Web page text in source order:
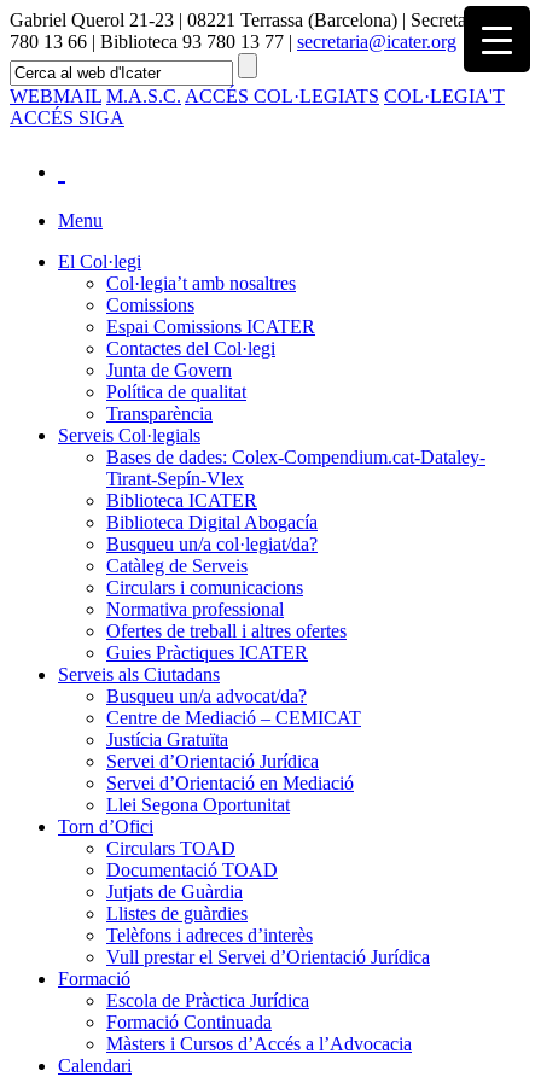
Gabriel Querol 21-23 | 08221 Terrassa (Barcelona) | Secretaria 93
780 13 66 | Biblioteca 93 780 13 77 | secretaria@icater.org
WEBMAIL M.A.S.C. ACCÉS COL·LEGIATS COL·LEGIA'T
ACCÉS SIGA
Menu
El Col·legi
Col·legia’t amb nosaltres
Comissions
Espai Comissions ICATER
Contactes del Col·legi
Junta de Govern
Política de qualitat
Transparència
Serveis Col·legials
Bases de dades: Colex-Compendium.cat-Dataley-
Tirant-Sepín-Vlex
Biblioteca ICATER
Biblioteca Digital Abogacía
Busqueu un/a col·legiat/da?
Catàleg de Serveis
Circulars i comunicacions
Normativa professional
Ofertes de treball i altres ofertes
Guies Pràctiques ICATER
Serveis als Ciutadans
Busqueu un/a advocat/da?
Centre de Mediació – CEMICAT
Justícia Gratuïta
Servei d’Orientació Jurídica
Servei d’Orientació en Mediació
Llei Segona Oportunitat
Torn d’Ofici
Circulars TOAD
Documentació TOAD
Jutjats de Guàrdia
Llistes de guàrdies
Telèfons i adreces d’interès
Vull prestar el Servei d’Orientació Jurídica
Formació
Escola de Pràctica Jurídica
Formació Continuada
Màsters i Cursos d’Accés a l’Advocacia
Calendari